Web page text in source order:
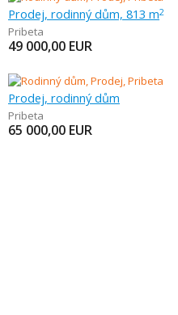
Prodej, rodinný dům, 813 m2
Pribeta
49 000,00 EUR
Prodej, rodinný dům
Pribeta
65 000,00 EUR